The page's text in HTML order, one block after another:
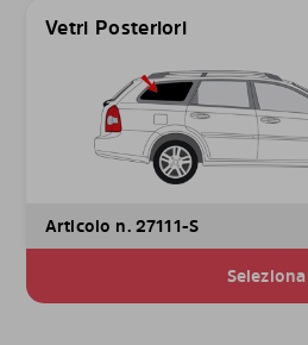
Vetri Posteriori
Articolo n. 27111-S
Seleziona